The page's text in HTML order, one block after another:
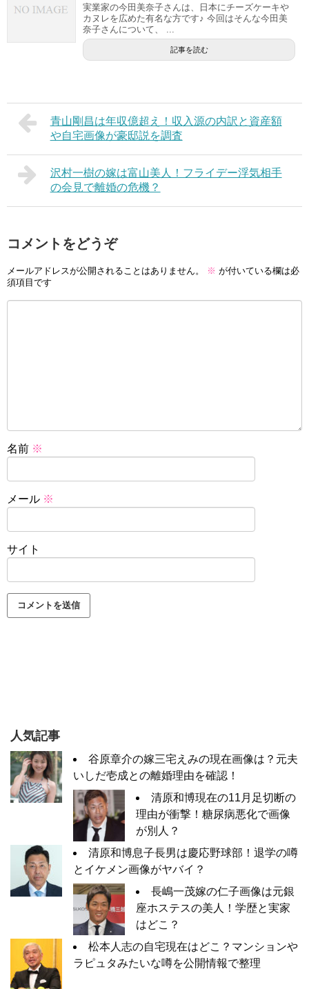
実業家の今田美奈子さんは、日本にチーズケーキや
カヌレを広めた有名な方です♪ 今回はそんな今田美
奈子さんについて、 ...
記事を読む
青山剛昌は年収億超え！収入源の内訳と資産額
や自宅画像が豪邸説を調査
沢村一樹の嫁は富山美人！フライデー浮気相手
の会見で離婚の危機？
コメントをどうぞ
メールアドレスが公開されることはありません。 ※ が付いている欄は必
須項目です
名前 ※
メール ※
サイト
人気記事
谷原章介の嫁三宅えみの現在画像は？元夫
いしだ壱成との離婚理由を確認！
清原和博現在の11月足切断の
理由が衝撃！糖尿病悪化で画像
が別人？
清原和博息子長男は慶応野球部！退学の噂
とイケメン画像がヤバイ？
長嶋一茂嫁の仁子画像は元銀
座ホステスの美人！学歴と実家
はどこ？
松本人志の自宅現在はどこ？マンションや
ラピュタみたいな噂を公開情報で整理